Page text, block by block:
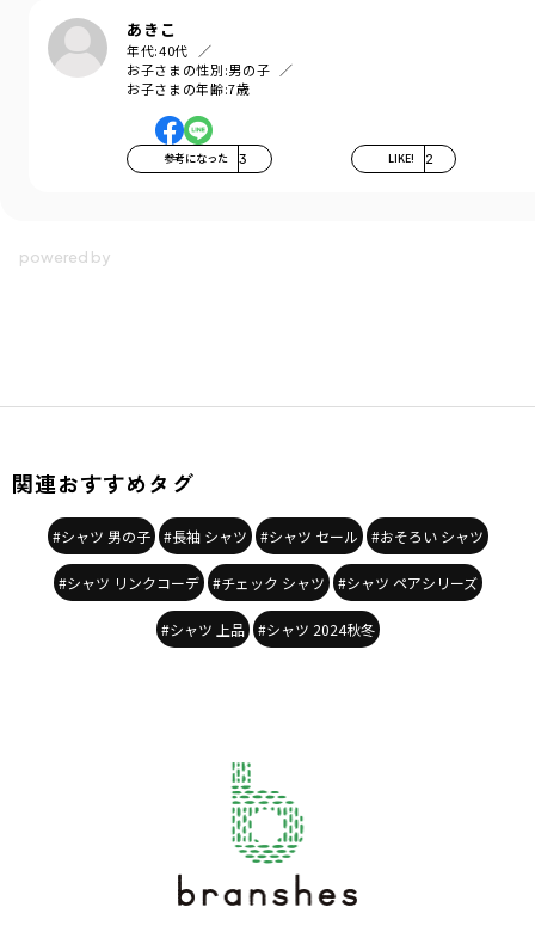
あきこ
年代:40代
お子さまの性別:男の子
お子さまの年齢:7歳
参考になった 3 LIKE! 2
関連おすすめタグ
#シャツ 男の子 #長袖 シャツ #シャツ セール #おそろい シャツ
#シャツ リンクコーデ #チェック シャツ #シャツ ペアシリーズ
#シャツ 上品 #シャツ 2024秋冬